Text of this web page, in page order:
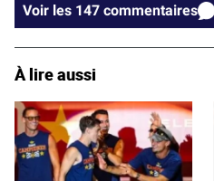
Voir les 147 commentaires
À lire aussi